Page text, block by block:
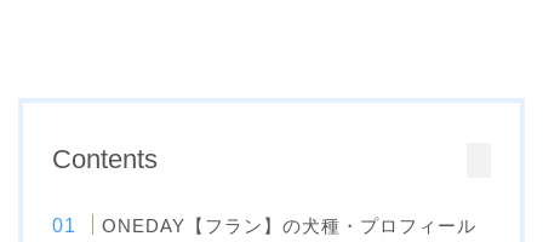
Contents
ONEDAY【フラン】の犬種・プロフィール